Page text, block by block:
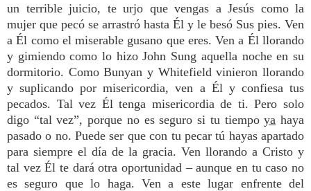
un terrible juicio, te urjo que vengas a Jesús como la
mujer que pecó se arrastró hasta Él y le besó Sus pies. Ven
a Él como el miserable gusano que eres. Ven a Él llorando
y gimiendo como lo hizo John Sung aquella noche en su
dormitorio. Como Bunyan y Whitefield vinieron llorando
y suplicando por misericordia, ven a Él y confiesa tus
pecados. Tal vez Él tenga misericordia de ti. Pero solo
digo “tal vez”, porque no es seguro si tu tiempoya haya
pasado o no. Puede ser que con tu pecar tú hayas apartado
para siempre el día de la gracia. Ven llorando a Cristo y
tal vez Él te dará otra oportunidad – aunque en tu caso no
es seguro que lo haga. Ven a este lugar enfrente del